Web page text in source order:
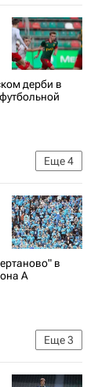
дерби в
Еще4
в
А
Еще3